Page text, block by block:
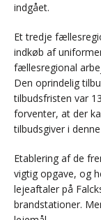
indgået.
Et tredje
indkøb af
fællesregional
Den oprindelig
tilbudsfristen var
forventer, at der
tilbudsgiver i
Etablering af de
vigtig opgave, og
lejeaftaler på
brandstationer.